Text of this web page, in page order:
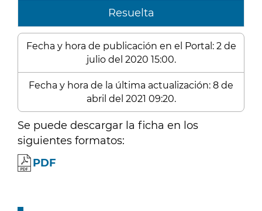
Resuelta
Fecha y hora de publicación en el Portal: 2 de
julio del 2020 15:00.
Fecha y hora de la última actualización: 8 de
abril del 2021 09:20.
Se puede descargar la ficha en los
siguientes formatos:
PDF